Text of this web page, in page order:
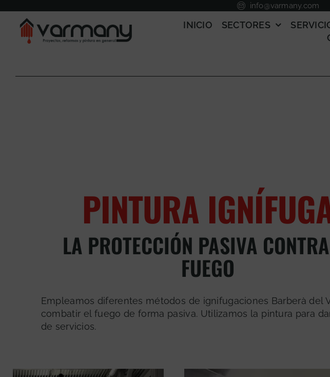
contenido
info@varmany.com
INICIO SECTORES
PINTURA
LA PROTECCIÓN PASIVA
FUEGO
Empleamos diferentes métodos de ignifugaciones Barberà del
combatir el fuego de forma pasiva. Utilizamos la pintura para
de servicios.